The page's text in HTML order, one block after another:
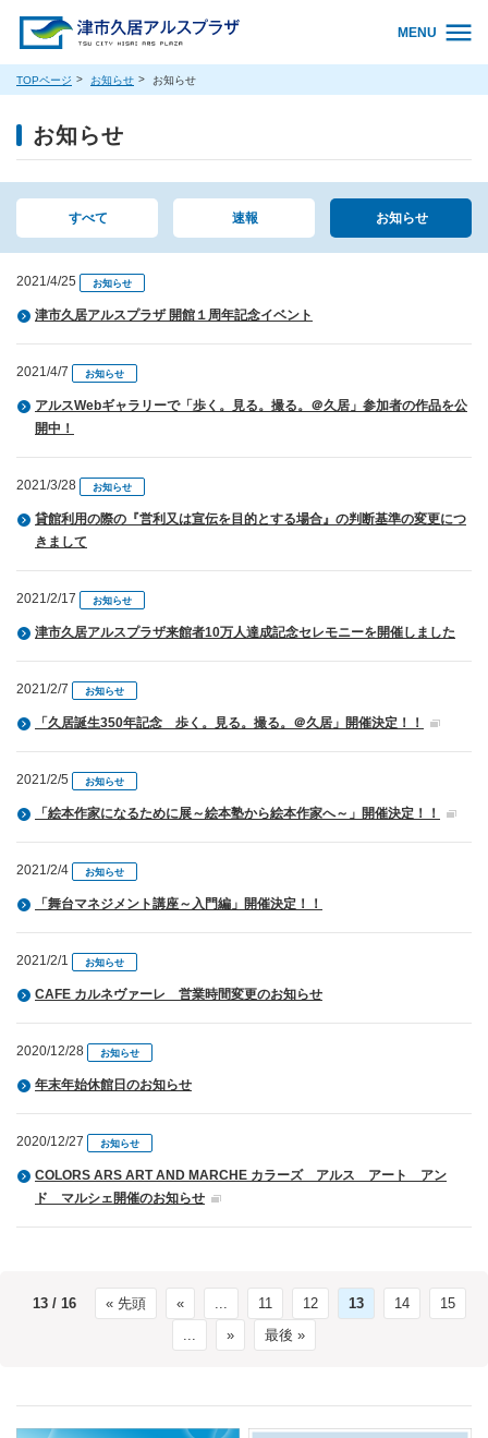
MENU
TOPページ お知らせ お知らせ
お知らせ
すべて 速報 お知らせ
2021/4/25 お知らせ
津市久居アルスプラザ 開館１周年記念イベント
2021/4/7 お知らせ
アルスWebギャラリーで「歩く。見る。撮る。＠久居」参加者の作品を公
開中！
2021/3/28 お知らせ
貸館利用の際の『営利又は宣伝を目的とする場合』の判断基準の変更につ
きまして
2021/2/17 お知らせ
津市久居アルスプラザ来館者10万人達成記念セレモニーを開催しました
2021/2/7 お知らせ
「久居誕生350年記念 歩く。見る。撮る。＠久居」開催決定！！
2021/2/5 お知らせ
「絵本作家になるために展～絵本塾から絵本作家へ～」開催決定！！
2021/2/4 お知らせ
「舞台マネジメント講座～入門編」開催決定！！
2021/2/1 お知らせ
CAFE カルネヴァーレ 営業時間変更のお知らせ
2020/12/28 お知らせ
年末年始休館日のお知らせ
2020/12/27 お知らせ
COLORS ARS ART AND MARCHE カラーズ アルス アート アン
ド マルシェ開催のお知らせ
13 / 16 « 先頭 « ... 11 12 13 14
15
...
» 最後 »